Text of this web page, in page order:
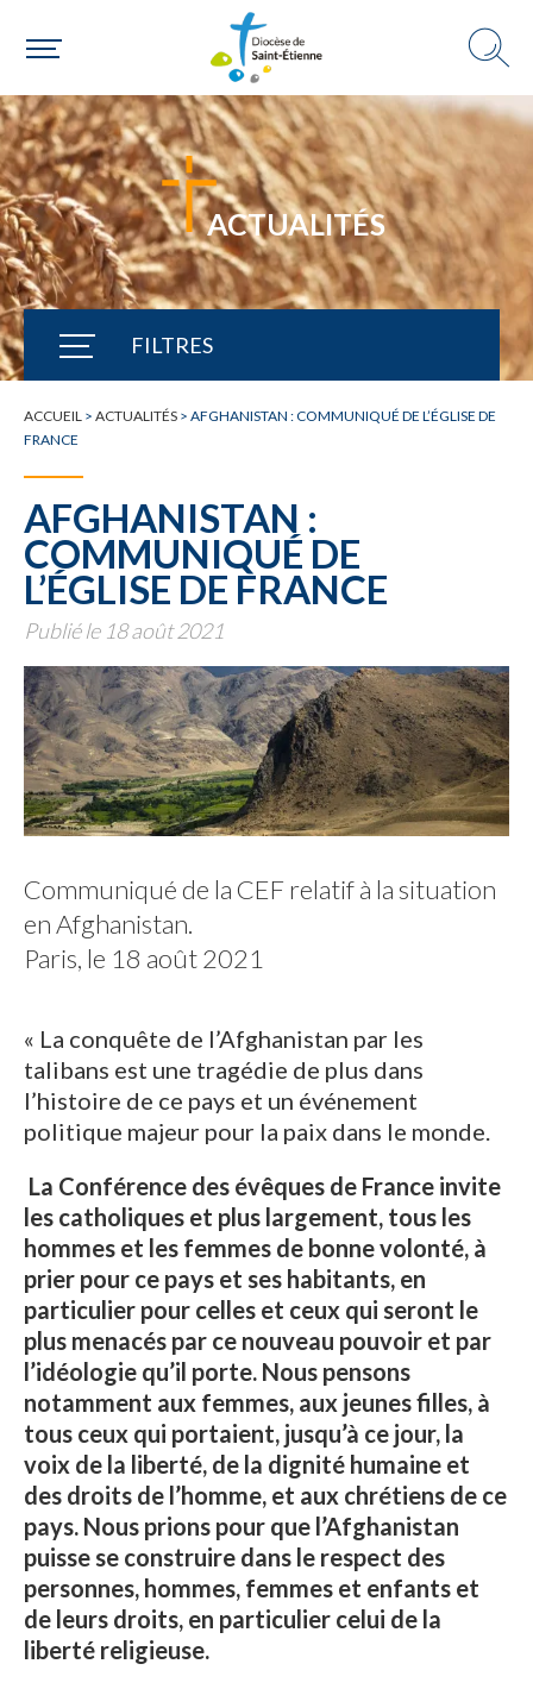
ACTUALITÉS
FILTRES
TOUTE L'ACTUALITÉ
ACCUEIL > ACTUALITÉS > AFGHANISTAN : COMMUNIQUÉ DE L’ÉGLISE DE
FRANCE
AFGHANISTAN :
COMMUNIQUÉ DE
L’ÉGLISE DE FRANCE
Publié le 18 août 2021
Communiqué de la CEF relatif à la situation
en Afghanistan.
Paris, le 18 août 2021
« La conquête de l’Afghanistan par les
talibans est une tragédie de plus dans
l’histoire de ce pays et un événement
politique majeur pour la paix dans le monde.
La Conférence des évêques de France invite
les catholiques et plus largement, tous les
hommes et les femmes de bonne volonté, à
prier pour ce pays et ses habitants, en
particulier pour celles et ceux qui seront le
plus menacés par ce nouveau pouvoir et par
l’idéologie qu’il porte. Nous pensons
notamment aux femmes, aux jeunes filles, à
tous ceux qui portaient, jusqu’à ce jour, la
voix de la liberté, de la dignité humaine et
des droits de l’homme, et aux chrétiens de ce
pays. Nous prions pour que l’Afghanistan
puisse se construire dans le respect des
personnes, hommes, femmes et enfants et
de leurs droits, en particulier celui de la
liberté religieuse.